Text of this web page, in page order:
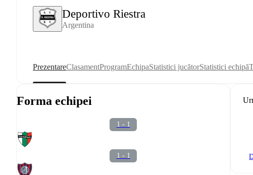
Deportivo Riestra
Argentina
PrezentareClasamentProgramEchipaStatistici jucătorStatistici echipă
Forma echipei
1 - 1
1 - 1